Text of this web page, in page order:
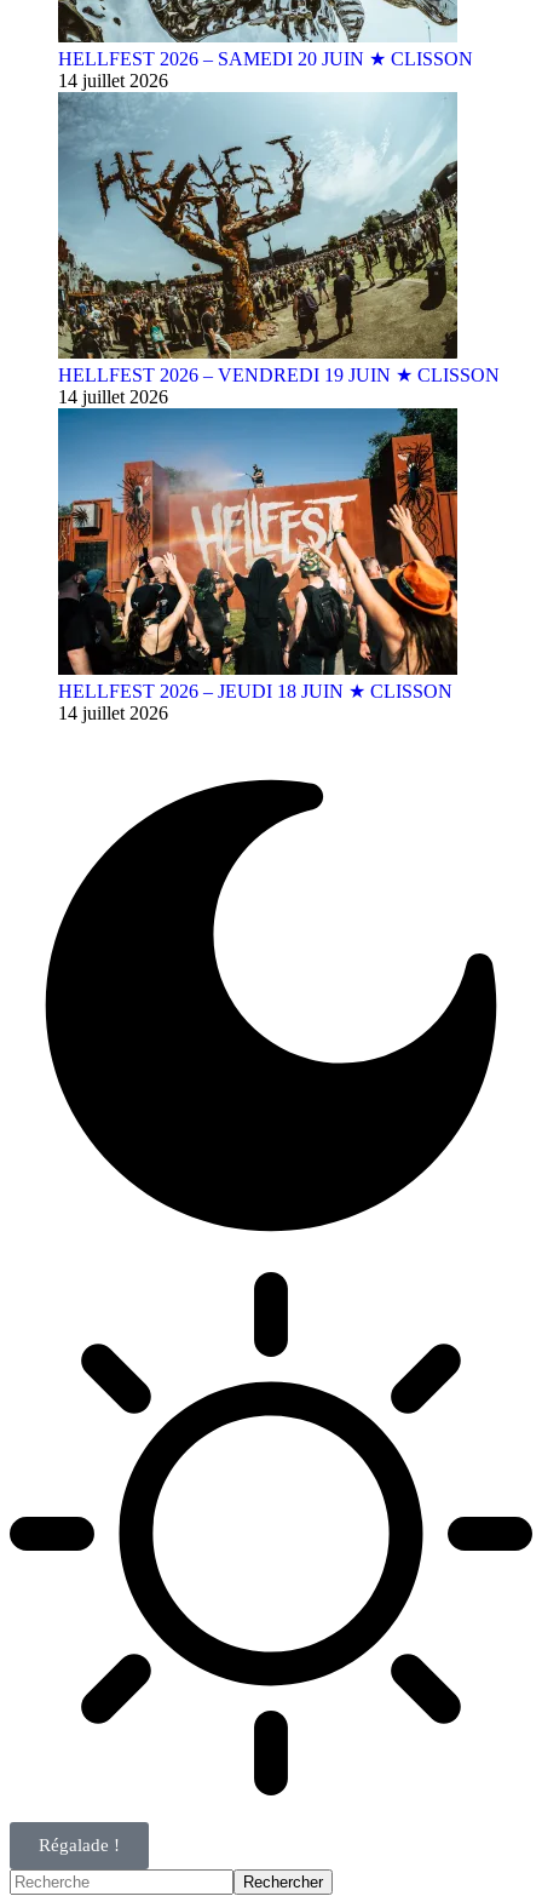
HELLFEST 2026 – SAMEDI 20 JUIN ★ CLISSON
14 juillet 2026
HELLFEST 2026 – VENDREDI 19 JUIN ★ CLISSON
14 juillet 2026
HELLFEST 2026 – JEUDI 18 JUIN ★ CLISSON
14 juillet 2026
Régalade !